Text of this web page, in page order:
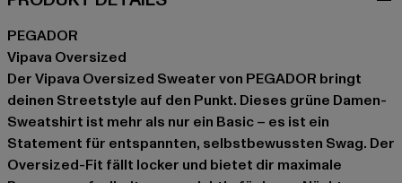
PEGADOR
Vipava Oversized
Der Vipava Oversized Sweater von PEGADOR bringt
deinen Streetstyle auf den Punkt. Dieses grüne Damen-
Sweatshirt ist mehr als nur ein Basic – es ist ein
Statement für entspannten, selbstbewussten Swag. Der
Oversized-Fit fällt locker und bietet dir maximale